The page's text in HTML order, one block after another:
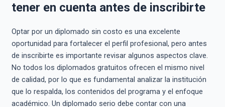
tener en cuenta antes de inscribirte
Optar por un diplomado sin costo es una excelente
oportunidad para fortalecer el perfil profesional, pero antes
de inscribirte es importante revisar algunos aspectos clave.
No todos los diplomados gratuitos ofrecen el mismo nivel
de calidad, por lo que es fundamental analizar la institución
que lo respalda, los contenidos del programa y el enfoque
académico. Un diplomado serio debe contar con una